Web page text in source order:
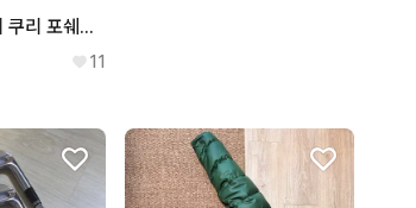
nct wish 마츠리 쿠리 포쉐트 파우치
11